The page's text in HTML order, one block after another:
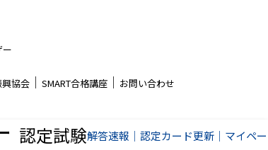
ー
協会 │ SMART合格講座 │ お問い合わせ
認定試験解答速報 │ 認定カード更新 │ マイペ